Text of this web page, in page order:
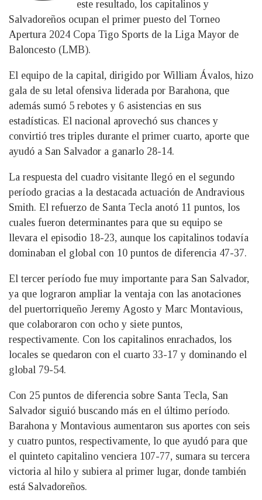
este resultado, los capitalinos y
Salvadoreños ocupan el primer puesto del Torneo
Apertura 2024 Copa Tigo Sports de la Liga Mayor de
Baloncesto (LMB).
El equipo de la capital, dirigido por William Ávalos, hizo
gala de su letal ofensiva liderada por Barahona, que
además sumó 5 rebotes y 6 asistencias en sus
estadísticas. El nacional aprovechó sus chances y
convirtió tres triples durante el primer cuarto, aporte que
ayudó a San Salvador a ganarlo 28-14.
La respuesta del cuadro visitante llegó en el segundo
período gracias a la destacada actuación de Andravious
Smith. El refuerzo de Santa Tecla anotó 11 puntos, los
cuales fueron determinantes para que su equipo se
llevara el episodio 18-23, aunque los capitalinos todavía
dominaban el global con 10 puntos de diferencia 47-37.
El tercer período fue muy importante para San Salvador,
ya que lograron ampliar la ventaja con las anotaciones
del puertorriqueño Jeremy Agosto y Marc Montavious,
que colaboraron con ocho y siete puntos,
respectivamente. Con los capitalinos enrachados, los
locales se quedaron con el cuarto 33-17 y dominando el
global 79-54.
Con 25 puntos de diferencia sobre Santa Tecla, San
Salvador siguió buscando más en el último período.
Barahona y Montavious aumentaron sus aportes con seis
y cuatro puntos, respectivamente, lo que ayudó para que
el quinteto capitalino venciera 107-77, sumara su tercera
victoria al hilo y subiera al primer lugar, donde también
está Salvadoreños.